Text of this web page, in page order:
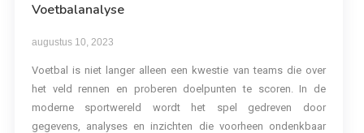
Voetbalanalyse
augustus 10, 2023
Voetbal is niet langer alleen een kwestie van teams die over
het veld rennen en proberen doelpunten te scoren. In de
moderne sportwereld wordt het spel gedreven door
gegevens, analyses en inzichten die voorheen ondenkbaar